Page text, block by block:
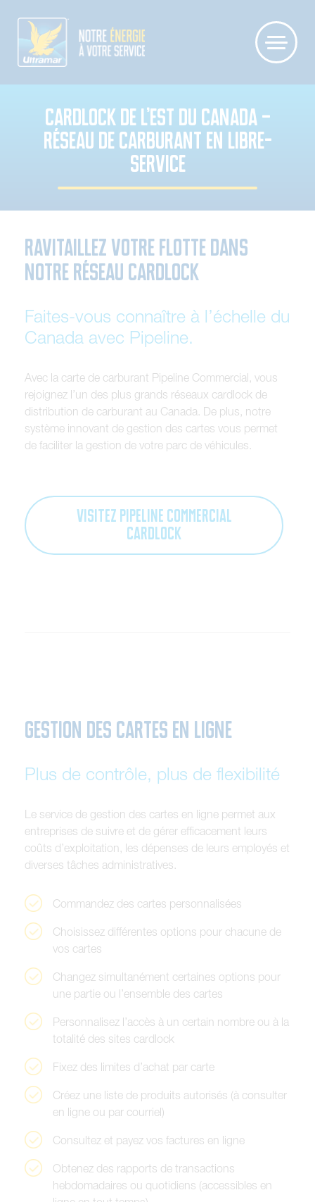
CARDLOCK DE L’EST DU CANADA –
RÉSEAU DE CARBURANT EN LIBRE-
SERVICE
Ravitaillez votre flotte dans
notre réseau cardlock
Faites-vous connaître à l’échelle du
Canada avec Pipeline.
Avec la carte de carburant Pipeline Commercial vous
rejoignez l’un des plus grands réseaux cardlock de
distribution de carburant au Canada De plus notre
système innovant de gestion des cartes vous permet
de faciliter la gestion de votre parc de véhicules
VISITEZ PIPELINE COMMERCIAL
CARDLOCK
GESTION DES CARTES EN LIGNE
Plus de contrôle, plus de flexibilité
L e service de gestion des cartes en ligne permet aux
entreprises de suivre et de gérer efficacement leurs
coûts d’exploitation les dépenses de leurs employés et
diverses tâches administratives
Commandez des cartes personnalisées
Choisissez différentes options pour chacune de
vos cartes
Changez simultanément certaines options pour
une partie ou l’ensemble des cartes
Personnalisez l’accès à un certain nombre ou à la
totalité des sites cardlock
Fixez des limites d’achat par carte
Créez une liste de produits autorisés (à consulter
en ligne ou par courriel)
Consultez et payez vos factures en ligne
Obtenez des rapports de transactions
hebdomadaires ou quotidiens (accessibles en